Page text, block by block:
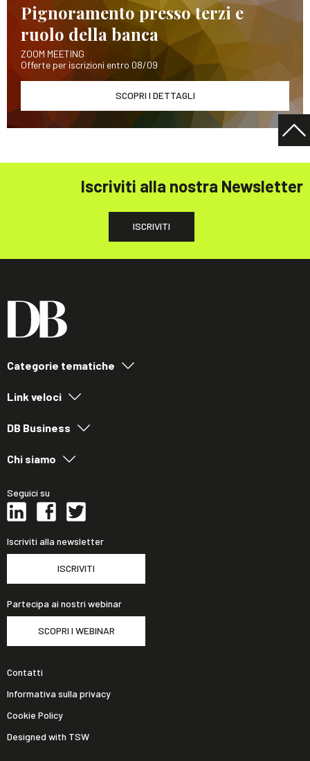
Pignoramento presso terzi e
ruolo della banca
ZOOM MEETING
Offerte per iscrizioni entro 08/09
SCOPRI I DETTAGLI
Iscriviti alla nostra Newsletter
ISCRIVITI
Categorie tematiche
Link veloci
DB Business
Chi siamo
Seguici su
Iscriviti alla newsletter
ISCRIVITI
Partecipa ai nostri webinar
SCOPRI I WEBINAR
Contatti
Informativa sulla privacy
Cookie Policy
Designed with TSW